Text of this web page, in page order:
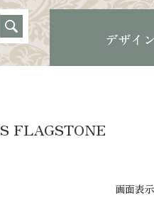
デザイ
FLAGSTONE
画面表